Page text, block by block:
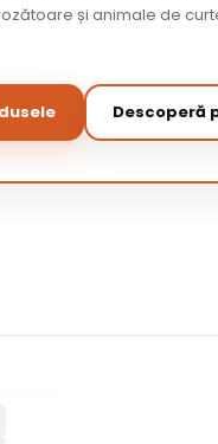
și animale de
Descoperă